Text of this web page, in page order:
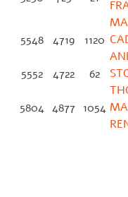
5548 4719 1120
5552 4722 62
5804 4877 1054